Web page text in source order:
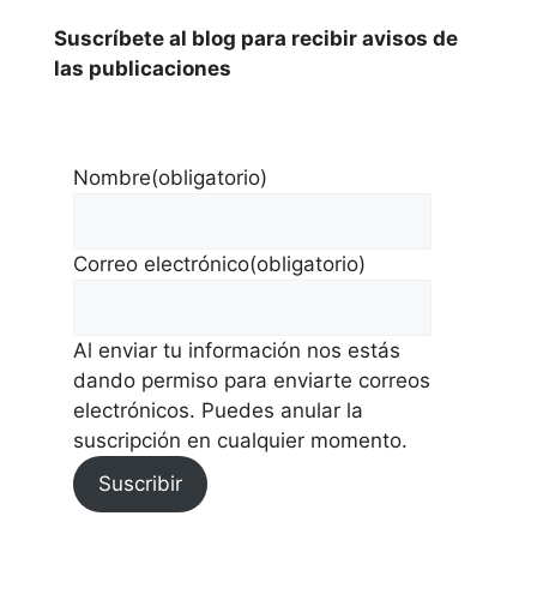
Suscríbete al blog para recibir avisos de
las publicaciones
Nombre(obligatorio)
Correo electrónico(obligatorio)
Al enviar tu información nos estás
dando permiso para enviarte correos
electrónicos. Puedes anular la
suscripción en cualquier momento.
Suscribir